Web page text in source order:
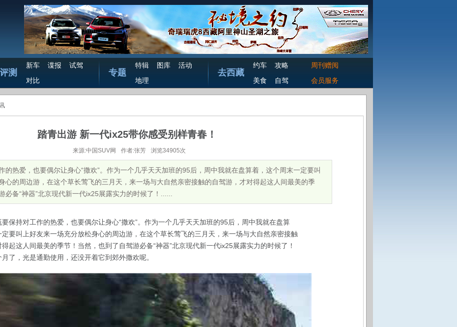
评测
新车 谍报
试驾
对比
专题
特辑 图库
活动
地理
去西藏
约车
攻略
美食
自驾
周刊赠阅
会员服务
踏青出游 新一代ix25带你感受别样青春！
来源:中国SUV网 作者:张芳 浏览34905次
的热爱，也要偶尔让身心“撒欢”。作为一个几乎天天加班的95后，周中我就在盘算着，这个周末一定要叫
心的周边游，在这个草长莺飞的三月天，来一场与大自然亲密接触的自驾游，才对得起这人间最美的季
必备“神器”北京现代新一代ix25展露实力的时候了！......
保持对工作的热爱，也要偶尔让身心“撒欢”。作为一个几乎天天加班的95后，周中我就在盘算
要叫上好友来一场充分放松身心的周边游，在这个草长莺飞的三月天，来一场与大自然亲密接触
起这人间最美的季节！当然，也到了自驾游必备“神器”北京现代新一代ix25展露实力的时候了！
了，光是通勤使用，还没开着它到郊外撒欢呢。